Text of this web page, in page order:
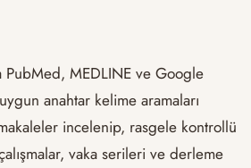
MEDLINE ve Google
anahtar kelime aramaları
incelenip, rasgele kontrollü
vaka serileri ve derleme